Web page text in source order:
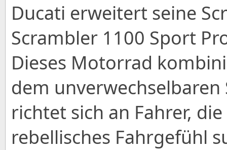
Ducati erweitert seine
Scrambler 1100 Sport
Dieses Motorrad
dem
richtet sich an Fahrer,
rebellisches Fahrgefühl